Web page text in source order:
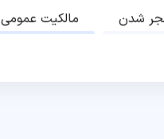
مالکیت عمومی شدن